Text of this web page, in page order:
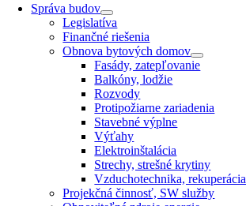
Správa budov
Legislatíva
Finančné riešenia
Obnova bytových domov
Fasády, zatepľovanie
Balkóny, lodžie
Rozvody
Protipožiarne zariadenia
Stavebné výplne
Výťahy
Elektroinštalácia
Strechy, strešné krytiny
Vzduchotechnika, rekuperácia
Projekčná činnosť, SW služby